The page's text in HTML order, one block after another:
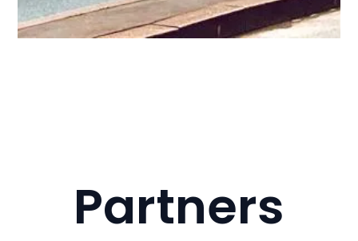
Partners